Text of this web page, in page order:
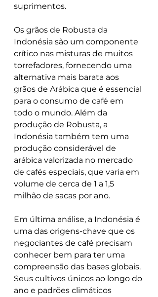
suprimentos.
Os grãos de Robusta da
Indonésia são um componente
crítico nas misturas de muitos
torrefadores, fornecendo uma
alternativa mais barata aos
grãos de Arábica que é essencial
para o consumo de café em
todo o mundo. Além da
produção de Robusta, a
Indonésia também tem uma
produção considerável de
arábica valorizada no mercado
de cafés especiais, que varia em
volume de cerca de 1 a 1,5
milhão de sacas por ano.
Em última análise, a Indonésia é
uma das origens-chave que os
negociantes de café precisam
conhecer bem para ter uma
compreensão das bases globais.
Seus cultivos únicos ao longo do
ano e padrões climáticos